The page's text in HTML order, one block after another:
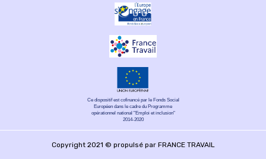
Ce dispositif est cofinancé par le Fonds Social
Européen dans le cadre du Programme
opérationnel national "Emploi et inclusion"
2014-2020
Copyright 2021 © propulsé par FRANCE TRAVAIL